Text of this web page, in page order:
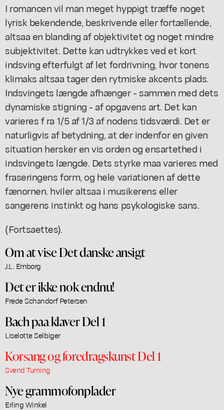
I romancen vil man meget hyppigt træffe noget
lyrisk bekendende, beskrivende eller fortællende,
altsaa en blanding af objektivitet og noget mindre
subjektivitet. Dette kan udtrykkes ved et kort
indsving efterfulgt af let fordrivning, hvor tonens
klimaks altsaa tager den rytmiske akcents plads.
Indsvingets længde afhænger - sammen med dets
dynamiske stigning - af opgavens art. Det kan
varieres f ra 1/5 af 1/3 af nodens tidsværdi. Det er
naturligvis af betydning, at der indenfor en given
situation hersker en vis orden og ensartethed i
indsvingets længde. Dets styrke maa varieres med
fraseringens form, og hele variationen af dette
fænornen. hviler altsaa i musikerens eller
sangerens instinkt og hans psykologiske sans.
(Fortsaettes).
Om at vise Det danske ansigt
J.L. Emborg
Det er ikke nok endnu!
Frede Schandorf Petersen
Bach paa klaver Del 1
Liselotte Selbiger
Korsang og foredragskunst Del 1
Svend Turning
Nye grammofonplader
Erling Winkel